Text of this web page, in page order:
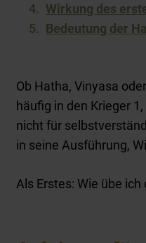
Wirkung des
Bedeutung der
Ob Hatha, Vinyasa
häufig in den Krieger
nicht für
in seine Ausführung,
Als Erstes: Wie übe